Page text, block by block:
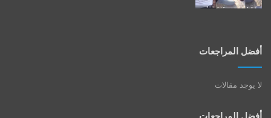
أفضل المراجعات
لا يوجد مقالات